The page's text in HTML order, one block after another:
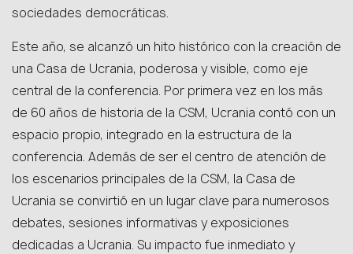
sociedades democráticas.
Este año, se alcanzó un hito histórico con la creación de
una Casa de Ucrania, poderosa y visible, como eje
central de la conferencia. Por primera vez en los más
de 60 años de historia de la CSM, Ucrania contó con un
espacio propio, integrado en la estructura de la
conferencia. Además de ser el centro de atención de
los escenarios principales de la CSM, la Casa de
Ucrania se convirtió en un lugar clave para numerosos
debates, sesiones informativas y exposiciones
dedicadas a Ucrania. Su impacto fue inmediato y